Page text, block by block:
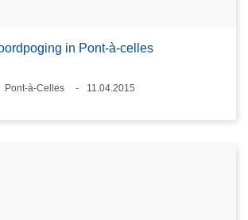
in Pont-à-celles
Plaats
Pont-à-Celles
11.04.2015